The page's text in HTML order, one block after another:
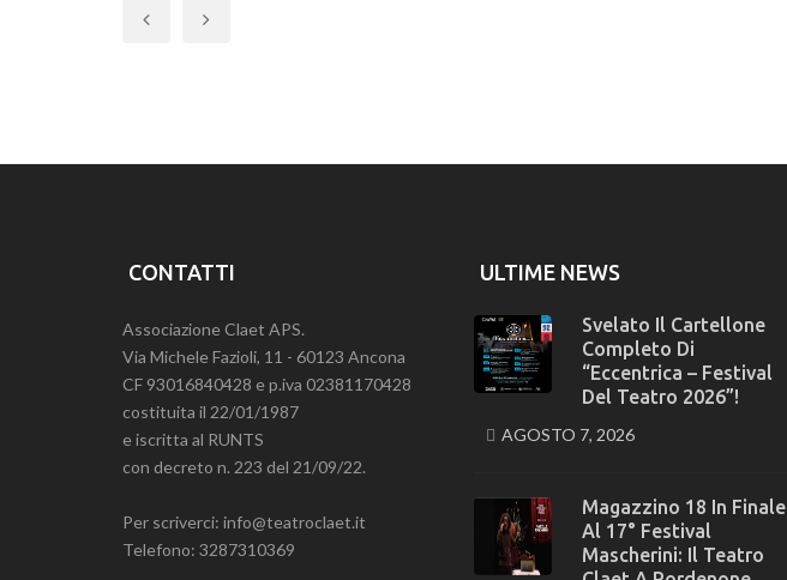
CONTATTI
Associazione Claet APS.
Via Michele Fazioli, 11 - 60123 Ancona
CF 93016840428 e p.iva 02381170428
costituita il 22/01/1987
e iscritta al RUNTS
con decreto n. 223 del 21/09/22.
Per scriverci: info@teatroclaet.it
Telefono: 3287310369
ULTIME NEWS
Svelato Il Cartellone
Completo Di
“Eccentrica – Festival
Del Teatro 2026”!
AGOSTO 7, 2026
Magazzino 18 In Finale
Al 17° Festival
Mascherini: Il Teatro